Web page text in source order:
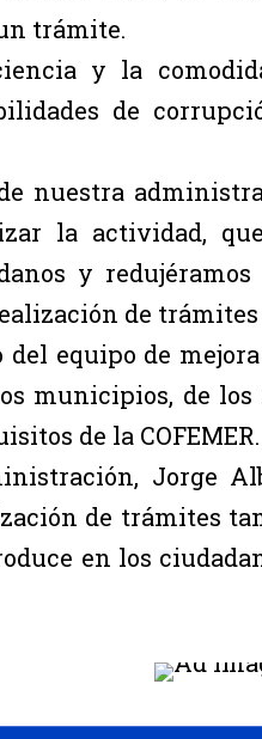
trámite.
y la
de
nuestra
la actividad,
y
de
del equipo de
municipios, de
de la COFEMER.
Jorge
de trámites
en los